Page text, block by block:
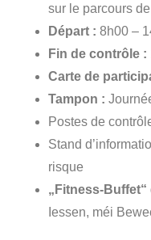
sur le parcours
Départ : 8h00 –
Fin de contrôle :
Carte de
Tampon :
Postes de
Stand
risque
„Fitness-Buffet“
Iessen, méi